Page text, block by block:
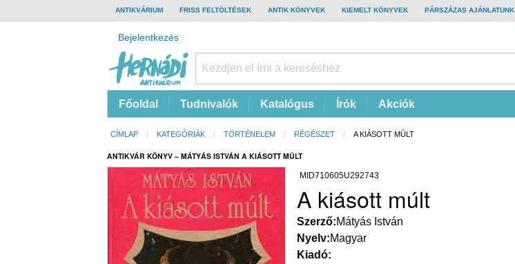
TOP
BAR
ANTIKVÁRIUM FRISS FELTÖLTÉSEK ANTIK KÖNYVEK KIEMELT KÖNYVEK PÁRSZÁZAS AJÁNLATUNK
Felhasználói
fiók
menüje
Bejelentkezés
Antikvárium
Online
Fő
navigáció
Főoldal Tudnivalók Katalógus Írók Akciók
Morzsa
CÍMLAP KATEGÓRIÁK TÖRTÉNELEM RÉGÉSZET CURRENT:
A KIÁSOTT MÚLT
ANTIKVÁR KÖNYV – MÁTYÁS ISTVÁN A KIÁSOTT MÚLT
MID710605U292743
A kiásott múlt
Szerző Mátyás István
Nyelv Magyar
Kiadó